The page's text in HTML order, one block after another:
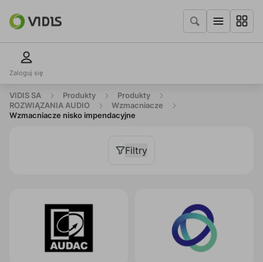
Zaloguj się
VIDIS SA Produkty
Produkty
ROZWIĄZANIA AUDIO
Wzmacniacze
Wzmacniacze nisko impendacyjne
Filtry